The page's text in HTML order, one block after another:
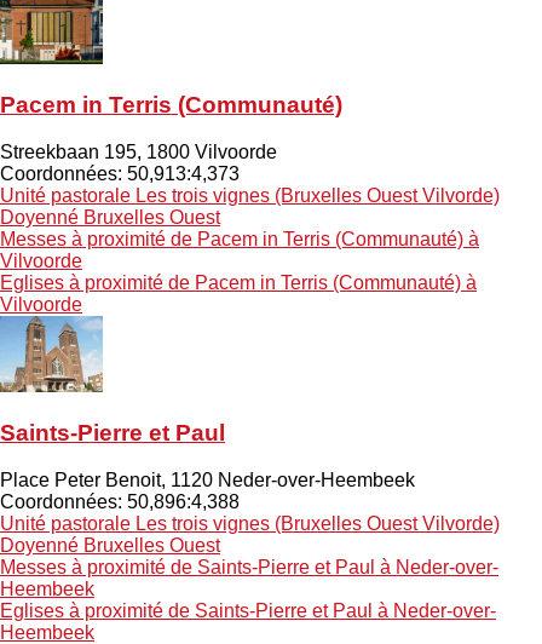
Pacem in Terris (Communauté)
Streekbaan 195, 1800 Vilvoorde
Coordonnées: 50,913:4,373
Unité pastorale Les trois vignes (Bruxelles Ouest Vilvorde)
Doyenné Bruxelles Ouest
Messes à proximité de Pacem in Terris (Communauté) à
Vilvoorde
Eglises à proximité de Pacem in Terris (Communauté) à
Vilvoorde
Saints-Pierre et Paul
Place Peter Benoit, 1120 Neder-over-Heembeek
Coordonnées: 50,896:4,388
Unité pastorale Les trois vignes (Bruxelles Ouest Vilvorde)
Doyenné Bruxelles Ouest
Messes à proximité de Saints-Pierre et Paul à Neder-over-
Heembeek
Eglises à proximité de Saints-Pierre et Paul à Neder-over-
Heembeek